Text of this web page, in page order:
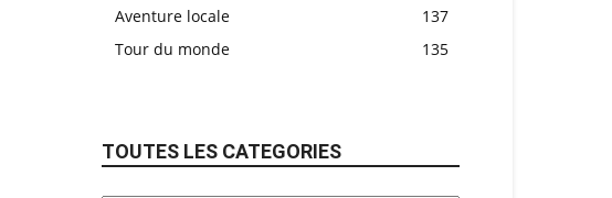
Aventure locale
137
Tour du monde
135
TOUTES LES CATEGORIES